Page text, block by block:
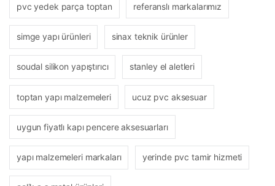
pvc yedek parça toptan referanslı markalarımız
simge yapı ürünleri sinax teknik ürünler
soudal silikon yapıştırıcı stanley el aletleri
toptan yapı malzemeleri ucuz pvc aksesuar
uygun fiyatlı kapı pencere aksesuarları
yapı malzemeleri markaları yerinde pvc tamir hizmeti